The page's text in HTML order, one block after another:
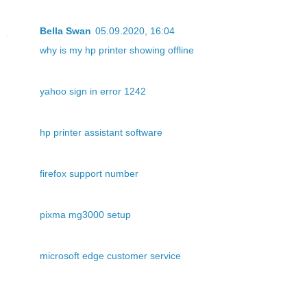
Bella Swan 05.09.2020, 16:04
why is my hp printer showing offline
yahoo sign in error 1242
hp printer assistant software
firefox support number
pixma mg3000 setup
microsoft edge customer service